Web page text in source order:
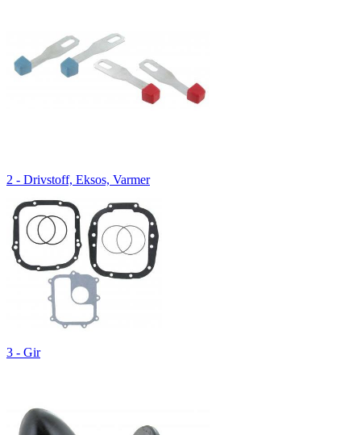
2 - Drivstoff, Eksos, Varmer
3 - Gir